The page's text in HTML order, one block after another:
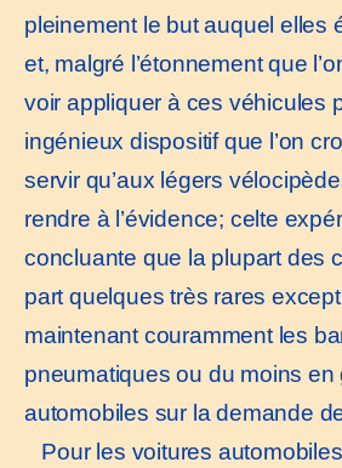
pleinement le but auquel elles
et, malgré l’étonnement que
voir appliquer à ces véhicules
ingénieux dispositif que l’on
servir qu’aux légers
rendre à l’évidence; celte
concluante que la plupart des
part quelques très rares
maintenant couramment les
pneumatiques ou du moins en
automobiles sur la demande
Pour les voitures